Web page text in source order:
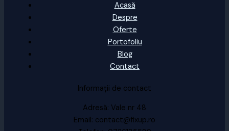
Acasă
Despre
Oferte
Portofoliu
Blog
Contact
Informații de contact
Adresă: Vale nr 48
Email: contact@fixup.ro